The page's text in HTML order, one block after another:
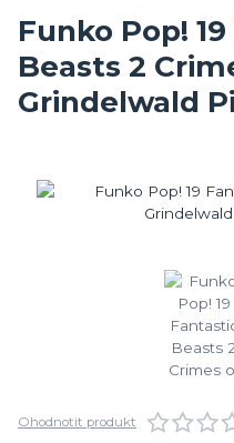
Funko Pop!
Beasts 2
Grindelwald
Ohodnotit produkt